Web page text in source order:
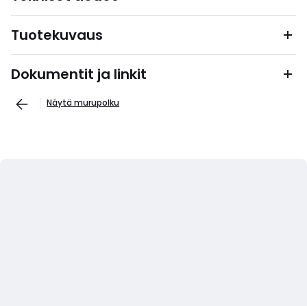
Tuotekuvaus
Dokumentit ja linkit
Näytä murupolku